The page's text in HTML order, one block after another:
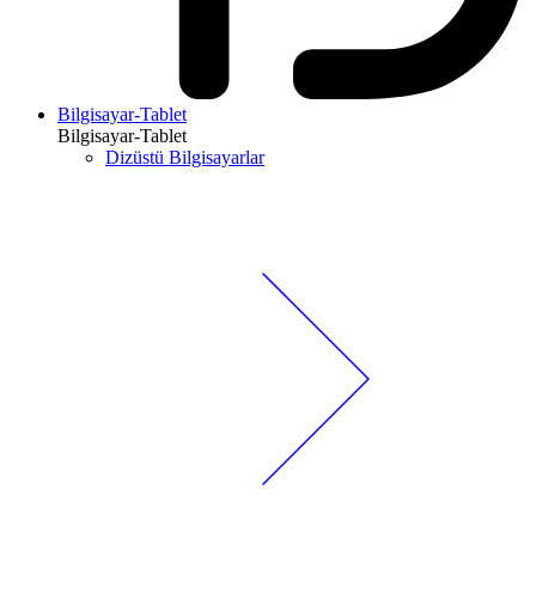
Bilgisayar-Tablet
Bilgisayar-Tablet
Dizüstü Bilgisayarlar